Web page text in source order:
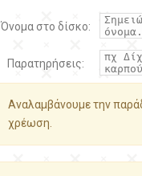
Όνομα στο δίσκο:
Παρατηρήσεις:
Αναλαμβάνουμε την
χρέωση.